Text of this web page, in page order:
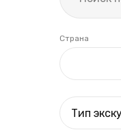
Страна
Тип